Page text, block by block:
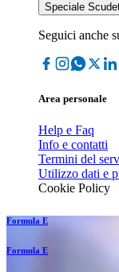
Speciale
Seguici anche
Area personale
Help e Faq
Info e contatti
Termini del
Utilizzo dati e
Cookie Policy
Formula E
Formula E